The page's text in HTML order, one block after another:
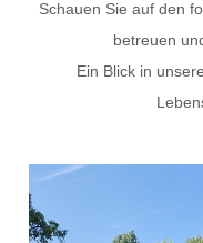
Schauen Sie auf den
betreuen
Ein Blick in